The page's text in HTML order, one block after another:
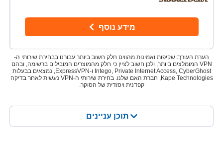
תוכן עניינים
מידע נוסף
הערת העורך: שקיפות ואמינות מהווים חלק חשוב ביותר עבורנו בבחירת שירותי ה-
VPN המומלצים ביותר, ולכן חשוב לציין כי חלק מהמוצרים המובילים ברשימה, ובהם
Intego, Private Internet Access, CyberGhost ו-ExpressVPN, נמצאים בבעלות
Kape Technologies, חברת האם שלנו. בחירת שירותי ה-VPN נעשית לאחר בדיקה
קפדנית ויסודית של הסוקר.